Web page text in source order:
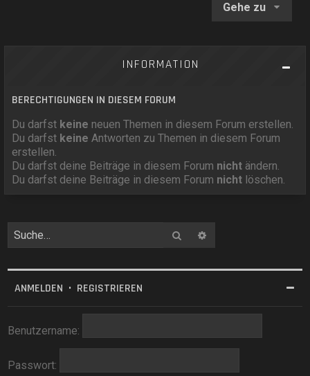
Gehe zu
INFORMATION
BERECHTIGUNGEN IN DIESEM FORUM
Du darfst keine neuen Themen in diesem Forum erstellen.
Du darfst keine Antworten zu Themen in diesem Forum
erstellen.
Du darfst deine Beiträge in diesem Forum nicht ändern.
Du darfst deine Beiträge in diesem Forum nicht löschen.
Suche
ANMELDEN • REGISTRIEREN
Benutzername:
Passwort: